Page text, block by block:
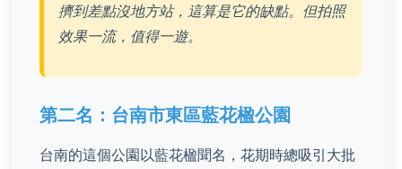
擠到差點沒地方站，這算是它的缺點。但拍照
效果一流，值得一遊。
第二名：台南市東區藍花楹公園
台南的這個公園以藍花楹聞名，花期時總吸引大批